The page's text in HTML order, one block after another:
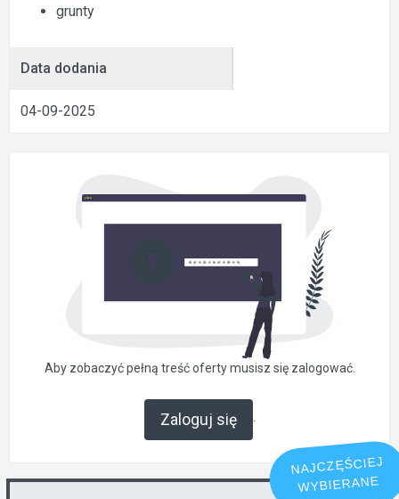
grunty
Data dodania
04-09-2025
Aby zobaczyć pełną treść oferty musisz się zalogować.
Zaloguj się .
NAJCZĘŚCIEJ
WYBIERANE